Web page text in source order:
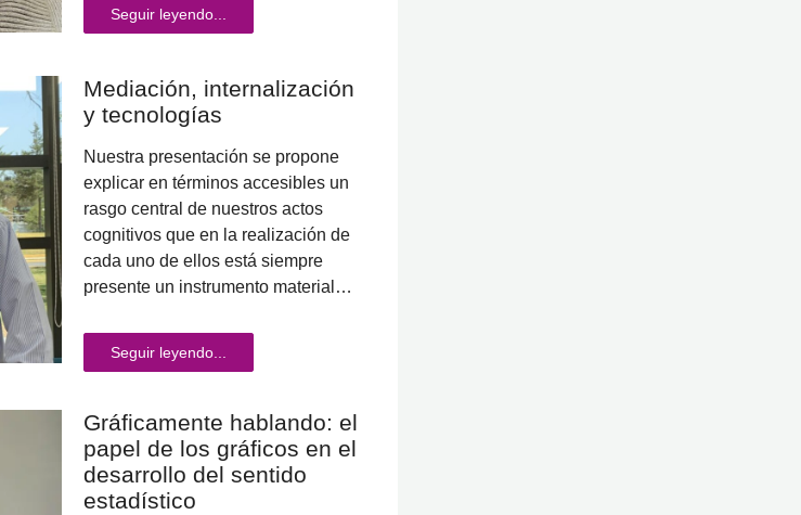
Seguir leyendo...
Mediación, internalización
y tecnologías
Nuestra presentación se propone
explicar en términos accesibles un
rasgo central de nuestros actos
cognitivos que en la realización de
cada uno de ellos está siempre
presente un instrumento material…
Seguir leyendo...
Gráficamente hablando: el
papel de los gráficos en el
desarrollo del sentido
estadístico